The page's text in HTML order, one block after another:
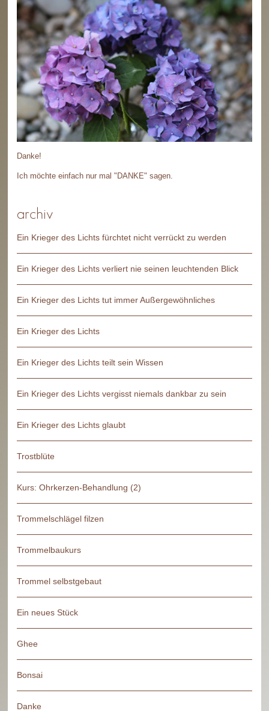
Danke!
Ich möchte einfach nur mal "DANKE" sagen.
archiv
Ein Krieger des Lichts fürchtet nicht verrückt zu werden
Ein Krieger des Lichts verliert nie seinen leuchtenden Blick
Ein Krieger des Lichts tut immer Außergewöhnliches
Ein Krieger des Lichts
Ein Krieger des Lichts teilt sein Wissen
Ein Krieger des Lichts vergisst niemals dankbar zu sein
Ein Krieger des Lichts glaubt
Trostblüte
Kurs: Ohrkerzen-Behandlung (2)
Trommelschlägel filzen
Trommelbaukurs
Trommel selbstgebaut
Ein neues Stück
Ghee
Bonsai
Danke